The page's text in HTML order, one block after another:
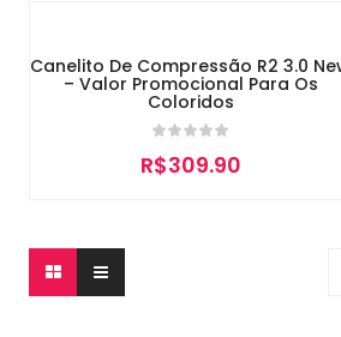
Canelito De Compressão R2 3.0
– Valor Promocional Para Os
Coloridos
R$309.90